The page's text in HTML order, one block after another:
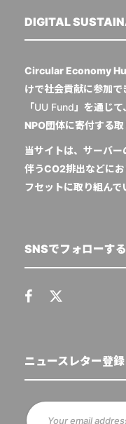
DIGITAL
Circular Economy
けで社会貢献に参加
「UU Fund 」を通じ
NPO団体に寄付する取
当サイトは、サーバ
伴うCO2排出などに
フセットに取り組んで
SNSでフォローする
ニュースレター登録